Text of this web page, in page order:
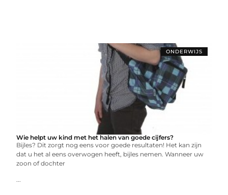
ONDERWIJS
Wie helpt uw kind met het halen van goede cijfers?
Bijles? Dit zorgt nog eens voor goede resultaten! Het kan zijn
dat u het al eens overwogen heeft, bijles nemen. Wanneer uw
zoon of dochter
...